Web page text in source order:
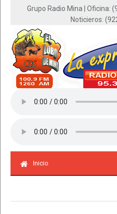
Grupo Radio Mina | Oficina:
Noticieros:
Inicio